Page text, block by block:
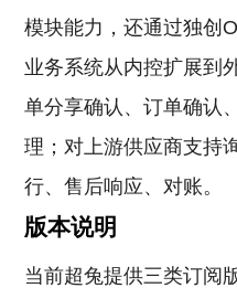
模块能力，还通过独创
业务系统从内控扩展到
单分享确认、订单确认
理；对上游供应商支持
行、售后响应、对账。
版本说明
当前超兔提供三类订阅